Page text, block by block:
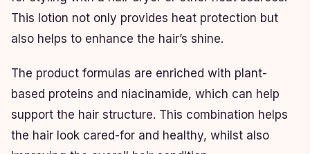
This lotion not only provides heat protection but
also helps to enhance the hair’s shine.
The product formulas are enriched with plant-
based proteins and niacinamide, which can help
support the hair structure. This combination helps
the hair look cared-for and healthy, whilst also